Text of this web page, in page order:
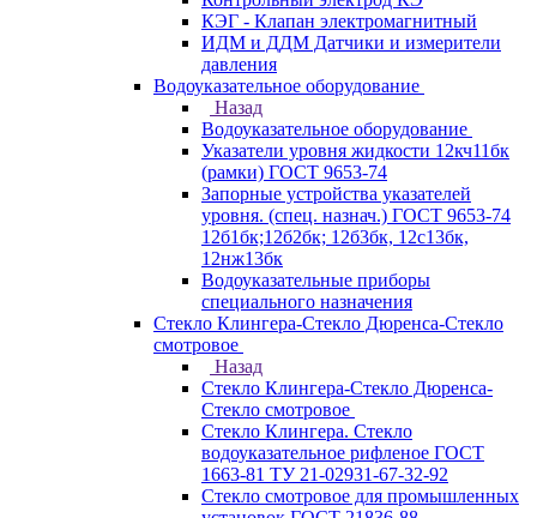
КЭГ - Клапан электромагнитный
ИДМ и ДДМ Датчики и измерители
давления
Водоуказательное оборудование
Назад
Водоуказательное оборудование
Указатели уровня жидкости 12кч11бк
(рамки) ГОСТ 9653-74
Запорные устройства указателей
уровня. (спец. назнач.) ГОСТ 9653-74
12б1бк;12б2бк; 12б3бк, 12с13бк,
12нж13бк
Водоуказательные приборы
специального назначения
Стекло Клингера-Стекло Дюренса-Стекло
смотровое
Назад
Стекло Клингера-Стекло Дюренса-
Стекло смотровое
Стекло Клингера. Стекло
водоуказательное рифленое ГОСТ
1663-81 ТУ 21-02931-67-32-92
Стекло смотровое для промышленных